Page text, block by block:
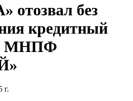
отозвал без
кредитный
МНПФ
г.